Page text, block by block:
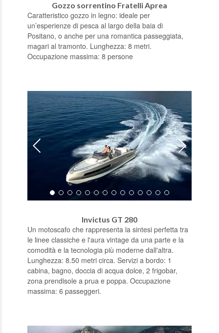
Gozzo sorrentino Fratelli Aprea
Caratteristico gozzo in legno: ideale per
un’esperienze di pesca al largo della baia di
Positano, o anche per una romantica passeggiata,
magari al tramonto. Lunghezza: 8 metri.
Occupazione massima: 8 persone
Invictus GT 280
Un motoscafo che rappresenta la sintesi perfetta tra
le linee classiche e l'aura vintage da una parte e la
comodità e la tecnologia più moderne dall'altra.
Lunghezza: 8.50 metri circa. Servizi a bordo: 1
cabina, bagno, doccia di acqua dolce, 2 frigobar,
zona prendisole a prua e poppa. Occupazione
massima: 6 passeggeri.